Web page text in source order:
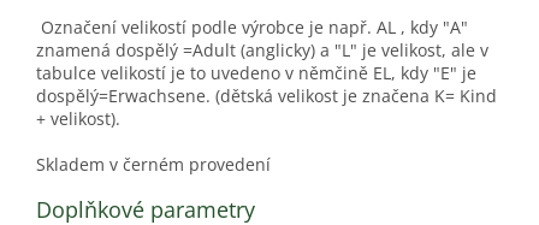
Označení velikostí podle výrobce je např. AL , kdy "A"
znamená dospělý =Adult (anglicky) a "L" je velikost, ale v
tabulce velikostí je to uvedeno v němčině EL, kdy "E" je
dospělý=Erwachsene. (dětská velikost je značena K= Kind
+ velikost).
Skladem v černém provedení
Doplňkové parametry